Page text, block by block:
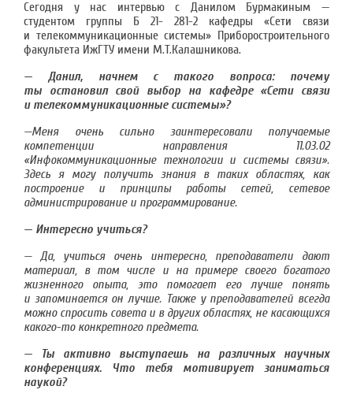
Сегодня у нас интервью с Данилом Бурмакиным —
студентом группы Б 21- 281-2 кафедры «Сети связи
и телекоммуникационные системы» Приборостроительного
факультета ИжГТУ имени М.Т.Калашникова.
— Данил, начнем с такого вопроса: почему
ты остановил свой выбор на кафедре «Сети связи
и телекоммуникационные системы»?
—Меня очень сильно заинтересовали получаемые
компетенции направления 11.03.02
«Инфокоммуникационные технологии и системы связи».
Здесь я могу получить знания в таких областях, как
построение и принципы работы сетей, сетевое
администрирование и программирование.
— Интересно учиться?
— Да, учиться очень интересно, преподаватели дают
материал, в том числе и на примере своего богатого
жизненного опыта, это помогает его лучше понять
и запоминается он лучше. Также у преподавателей всегда
можно спросить совета и в других областях, не касающихся
какого-то конкретного предмета.
— Ты активно выступаешь на различных научных
конференциях. Что тебя мотивирует заниматься
наукой?